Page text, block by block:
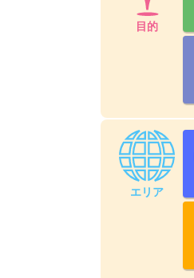
目的
エリア